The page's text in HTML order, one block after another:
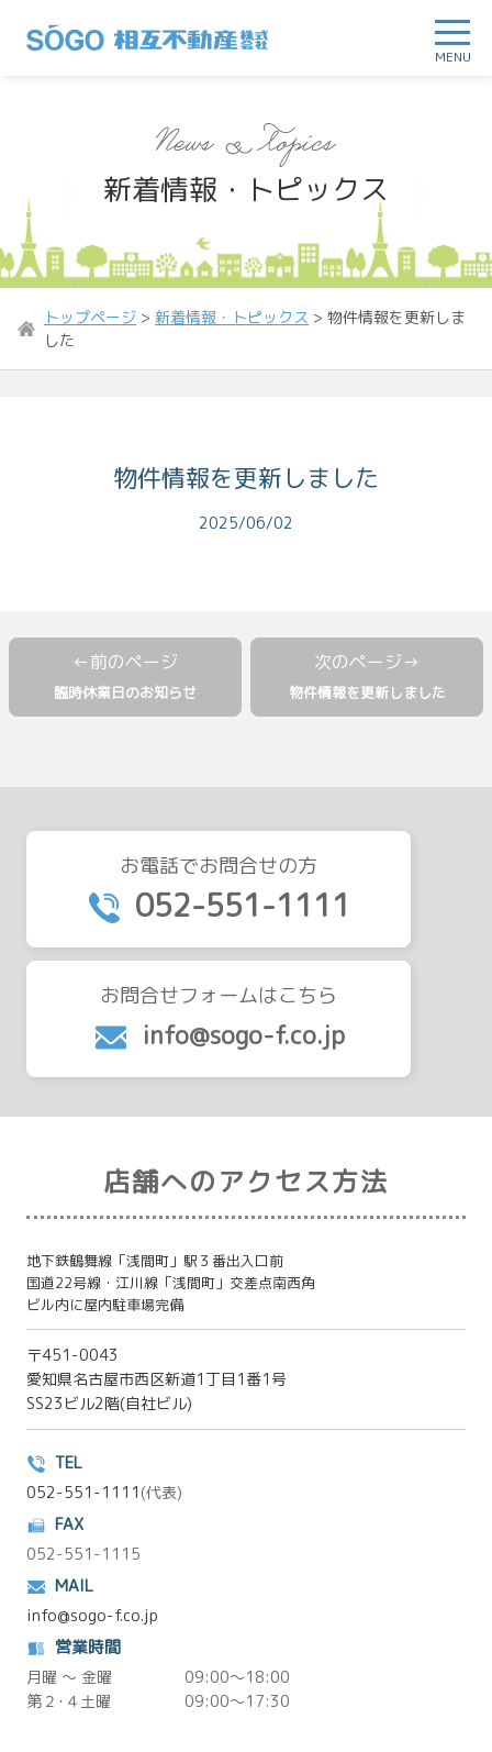
MENU
新着情報・トピックス
トップページ > 新着情報・トピックス > 物件情報を更新しま
した
物件情報を更新しました
2025/06/02
臨時休業日のお知らせ 物件情報を更新しました
お電話でお問合せの方
052-551-1111
お問合せフォームはこちら
info@sogo-f.co.jp
店舗へのアクセス方法
地下鉄鶴舞線「浅間町」駅３番出入口前
国道22号線・江川線「浅間町」交差点南西角
ビル内に屋内駐車場完備
〒451-0043
愛知県名古屋市西区新道1丁目1番1号
SS23ビル2階(自社ビル)
TEL
052-551-1111 (代表)
FAX
052-551-1115
MAIL
info@sogo-f.co.jp
営業時間
月曜 ～ 金曜
第２･４土曜
09:00～18:00
09:00～17:30